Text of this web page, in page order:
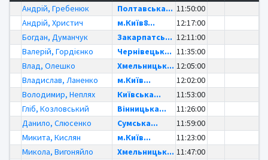
Андрій, Гребенюк
Полтавська... 11:50:00
Андрій, Христич
м.Київ8...
12:17:00
Богдан, Думанчук
Закарпатсь... 12:11:00
Валерій, Гордієнко
Чернівецьк... 11:35:00
Влад, Олешко
Хмельницьк... 12:05:00
Владислав, Ланенко
м.Київ...
12:02:00
Володимир, Неплях
Київська...
11:53:00
Гліб, Козловський
Вінницька...
11:26:00
Данило, Слюсенко
Сумська...
11:59:00
Микита, Кислян
м.Київ...
11:23:00
Микола, Вигоняйло
Хмельницьк... 11:47:00